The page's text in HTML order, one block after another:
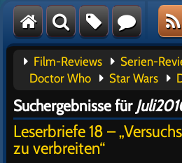
Film-Reviews Serien-
Doctor Who
Star Wars
Suchergebnisse für
Leserbriefe 18 –
zu verbreiten“